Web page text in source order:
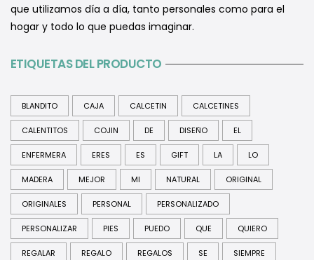
que utilizamos día a día, tanto personales como para el
hogar y todo lo que puedas imaginar.
ETIQUETAS DEL PRODUCTO
BLANDITO CAJA CALCETIN CALCETINES
CALENTITOS COJIN DE DISEÑO EL
ENFERMERA ERES ES GIFT LA LO
MADERA MEJOR MI NATURAL ORIGINAL
ORIGINALES PERSONAL PERSONALIZADO
PERSONALIZAR PIES PUEDO QUE QUIERO
REGALAR REGALO REGALOS SE SIEMPRE